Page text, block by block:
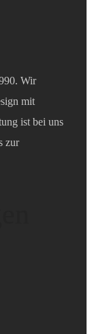
Wir
mit
ist bei uns
zur